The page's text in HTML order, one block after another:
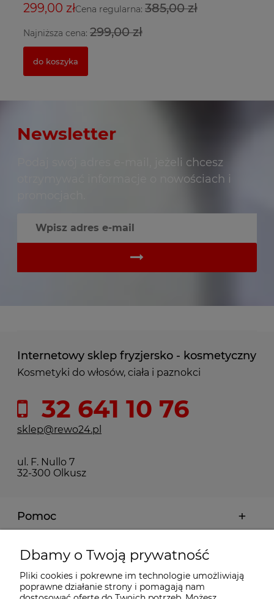
299,00 złCena regularna: 385,00 zł
Najniższa cena: 299,00 zł
do koszyka
Newsletter
Podaj swój adres e-mail, jeżeli chcesz
otrzymywać informacje o nowościach i
Internetowy sklep fryzjersko - kosmetyczny
Kosmetyki do włosów, ciała i paznokci
32 641 10 76
sklep@rewo24.pl
ul. F. Nullo 7
32-300 Olkusz
Pomoc
Moje konto
Płatności i dostawa
Dbamy o Twoją prywatność
Pliki cookies i pokrewne im technologie umożliwiają
poprawne działanie strony i pomagają nam